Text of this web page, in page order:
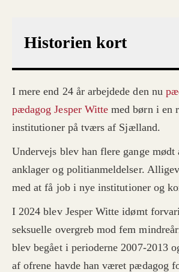
Historien kort
I mere end 24 år arbejdede den nu
pædagog Jesper Witte med børn i en
institutioner på tværs af Sjælland.
Undervejs blev han flere gange mødt
anklager og politianmeldelser.
med at få job i nye institutioner og
I 2024 blev Jesper Witte idømt
seksuelle overgreb mod fem
blev begået i perioderne 2007-2013
af ofrene havde han været pædagog